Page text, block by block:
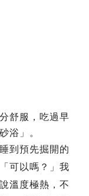
舒服，吃過早
浴」。
到預先掘開的
可以嗎？」我
溫度極熱，不